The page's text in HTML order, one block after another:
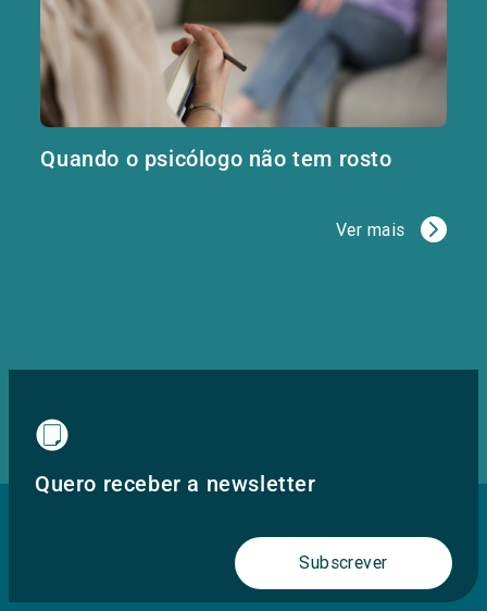
Quando o psicólogo não tem rosto
Ver mais
Quero receber a newsletter
Subscrever